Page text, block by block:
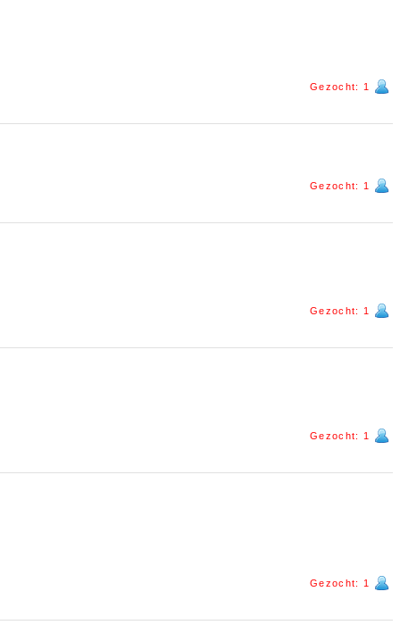
Gezocht: 1
Gezocht: 1
Gezocht: 1
Gezocht: 1
Gezocht: 1